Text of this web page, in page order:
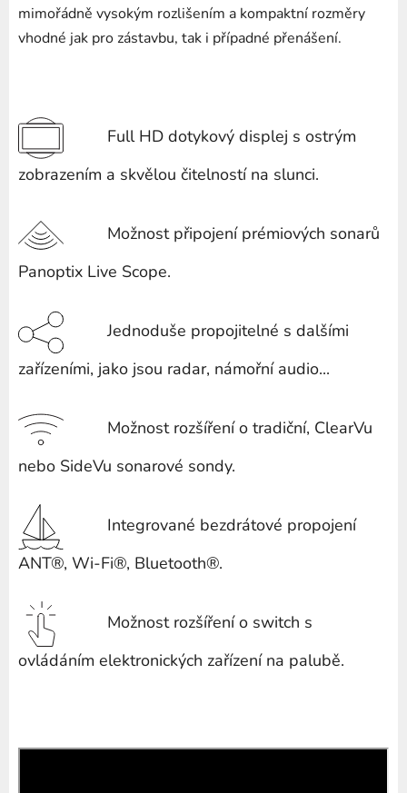
mimořádně vysokým rozlišením a kompaktní rozměry
vhodné jak pro zástavbu, tak i případné přenášení.
Full HD dotykový displej s ostrým
zobrazením a skvělou čitelností na slunci.
Možnost připojení prémiových sonarů
Panoptix Live Scope.
Jednoduše propojitelné s dalšími
zařízeními, jako jsou radar, námořní audio...
Možnost rozšíření o tradiční, ClearVu
nebo SideVu sonarové sondy.
Integrované bezdrátové propojení
ANT®, Wi-Fi®, Bluetooth®.
Možnost rozšíření o switch s
ovládáním elektronických zařízení na palubě.